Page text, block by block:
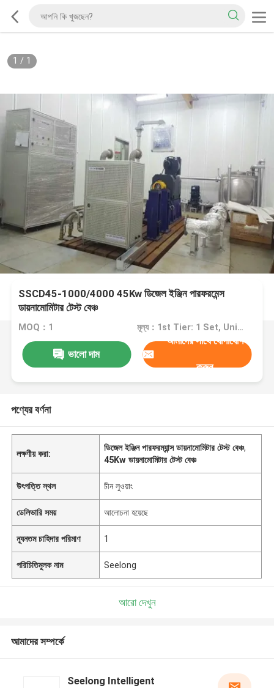
1 / 1
SSCD45-1000/4000 45Kw ডিজেল ইঞ্জিন পারফরমেন্স
ডায়নামোমিটার টেস্ট বেঞ্চ
MOQ：1 মূল্য：1st Tier: 1 Set, Unit Price USD 3.00 2nd Tier: 2-5 Sets, Unit Price USD 2.00 3rd Tier: Over 5 Sets, Unit Price USD 1.00
ভালো দাম
আমাদের সাথে যোগাযোগ
করুন
পণ্যের বর্ণনা
লক্ষণীয় করা:
ডিজেল ইঞ্জিন পারফরম্যান্স ডায়নামোমিটার টেস্ট বেঞ্চ,
45Kw ডায়নামোমিটার টেস্ট বেঞ্চ
উৎপত্তি স্থল চীন লুওয়াং
ডেলিভারি সময় আলোচনা হয়েছে
ন্যূনতম চাহিদার পরিমাণ 1
পরিচিতিমুলক নাম Seelong
আরো দেখুন
আমাদের সম্পর্কে
Seelong Intelligent